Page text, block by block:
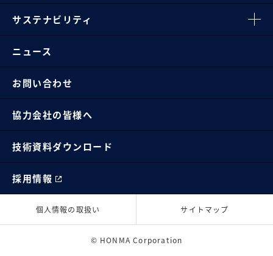
サステナビリティ
ニュース
お問い合わせ
協力会社の皆様へ
技術資料ダウンロード
採用情報
個人情報の取扱い サイトマップ
© HONMA Corporation